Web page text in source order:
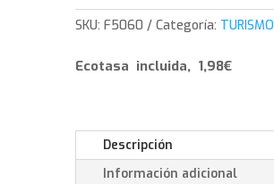
-
225/55/18
V
SKU:F5060 Categoría: TURISMO
Ecotasa incluida, 1,98€
Descripción
Información adicional